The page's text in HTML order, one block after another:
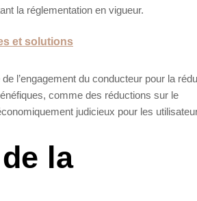
la réglementation en vigueur.
et solutions
l’engagement du conducteur pour la
comme des réductions sur le
judicieux pour les
la